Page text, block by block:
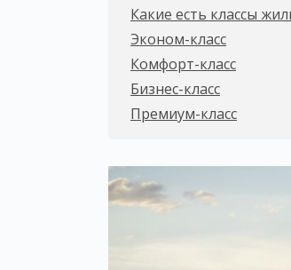
Какие есть классы
Эконом-класс
Комфорт-класс
Бизнес-класс
Премиум-класс